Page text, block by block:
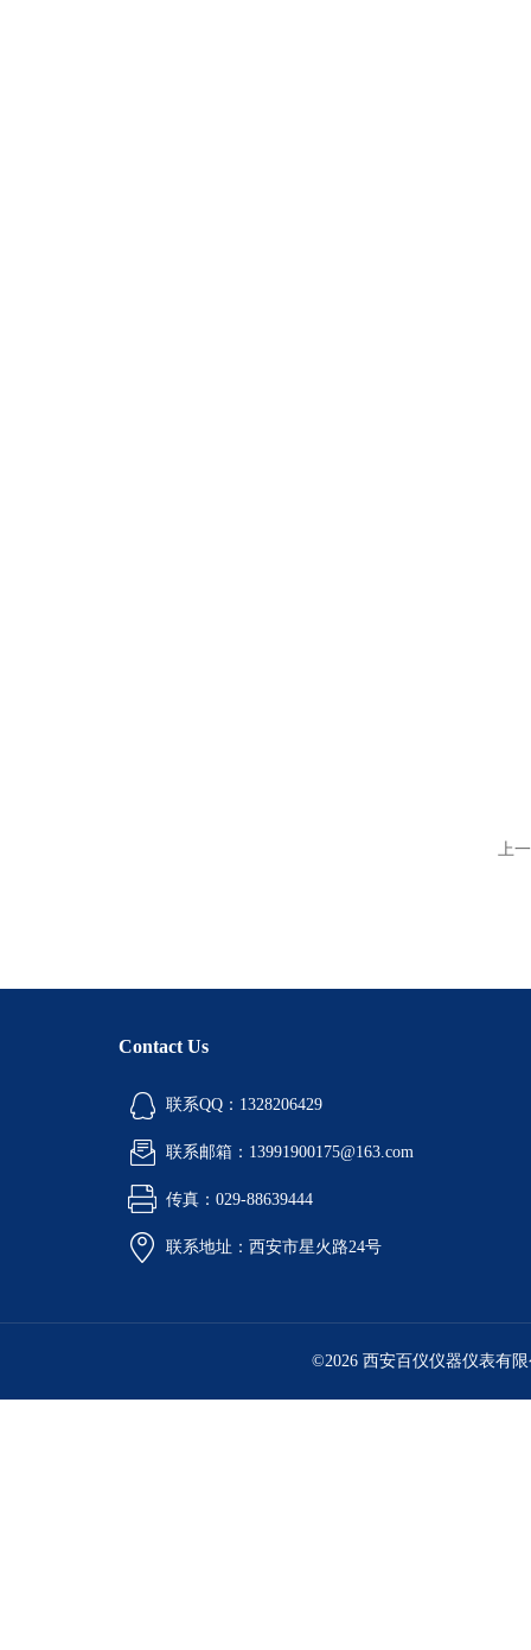
上
Contact Us
联系QQ：1328206429
联系邮箱：13991900175@163.com
传真：029-88639444
联系地址：西安市星火路24号
©2026 西安百仪仪器仪表有